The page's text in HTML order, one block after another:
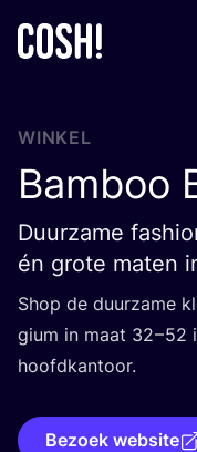
WINKEL
Bamboo
Duurzame
én grote maten
Shop de duur­za­me
gi­um in maat 32–52
hoofdkantoor.
Bezoek website